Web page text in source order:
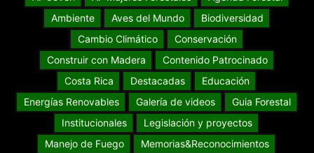
Ambiente
Aves del Mundo
Biodiversidad
Cambio Climático
Conservación
Construir con Madera
Contenido Patrocinado
Costa Rica
Destacadas
Educación
Energías Renovables
Galería de videos
Guia Forestal
Institucionales
Legislación y proyectos
Manejo de Fuego
Memorias&Reconocimientos